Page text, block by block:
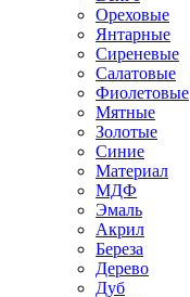
Ореховые
Янтарные
Сиреневые
Салатовые
Фиолетовые
Мятные
Золотые
Синие
Материал
МДФ
Эмаль
Акрил
Береза
Дерево
Дуб